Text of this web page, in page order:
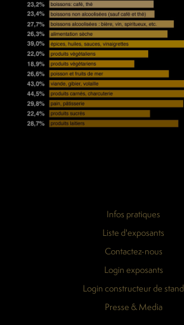
Infos pratiques
Liste d'exposants
Contactez-nous
Login exposants
Login constructeur de stand
Presse & Media